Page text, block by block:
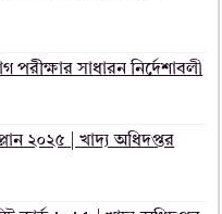
পরীক্ষার সাধারন নির্দেশাবলী
২০২৫ | খাদ্য অধিদপ্তর